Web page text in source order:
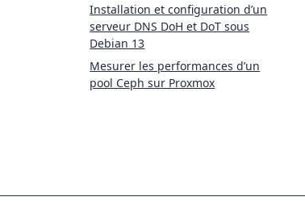
Installation et configuration d’un
serveur DNS DoH et DoT sous
Debian 13
Mesurer les performances d’un
pool Ceph sur Proxmox